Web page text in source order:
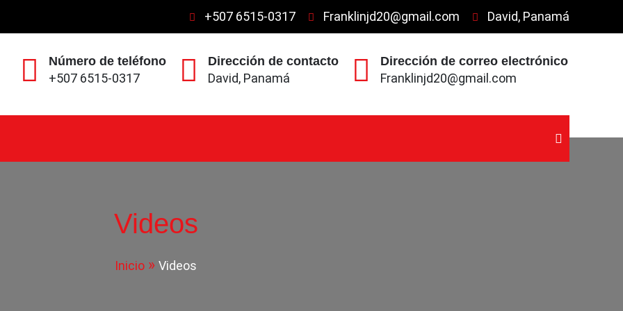
+507 6515-0317 Franklinjd20@gmail.com David, Panamá
Comercial, Electricidad y Hojalatería.
Número de teléfono
+507 6515-0317
Dirección de contacto
David, Panamá
Dirección de correo electrónico
Franklinjd20@gmail.com
Videos
Inicio Videos